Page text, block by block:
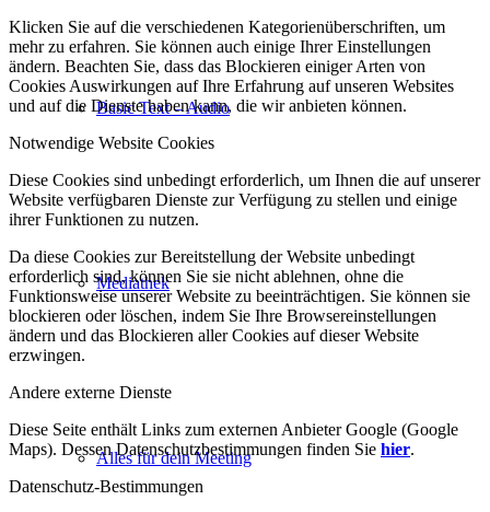
Basic Text – Audio
Mediathek
Alles für dein Meeting
Klicken Sie auf die verschiedenen Kategorienüberschriften, um
mehr zu erfahren. Sie können auch einige Ihrer Einstellungen
ändern. Beachten Sie, dass das Blockieren einiger Arten von
Cookies Auswirkungen auf Ihre Erfahrung auf unseren Websites
und auf die Dienste haben kann, die wir anbieten können.
Notwendige Website Cookies
Diese Cookies sind unbedingt erforderlich, um Ihnen die auf unserer
Website verfügbaren Dienste zur Verfügung zu stellen und einige
ihrer Funktionen zu nutzen.
Da diese Cookies zur Bereitstellung der Website unbedingt
erforderlich sind, können Sie sie nicht ablehnen, ohne die
Funktionsweise unserer Website zu beeinträchtigen. Sie können sie
blockieren oder löschen, indem Sie Ihre Browsereinstellungen
ändern und das Blockieren aller Cookies auf dieser Website
erzwingen.
Andere externe Dienste
Diese Seite enthält Links zum externen Anbieter Google (Google
Maps). Dessen Datenschutzbestimmungen finden Sie hier.
Datenschutz-Bestimmungen